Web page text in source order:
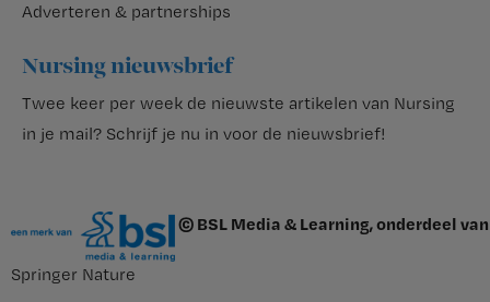
Adverteren & partnerships
Nursing nieuwsbrief
Twee keer per week de nieuwste artikelen van Nursing
in je mail? Schrijf je nu in voor de nieuwsbrief!
© BSL Media & Learning, onderdeel van
Springer Nature